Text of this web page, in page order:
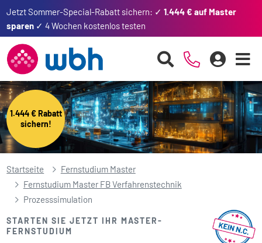
Jetzt Sommer-Special-Rabatt sichern: ✓1.444 € auf Master
sparen ✓ 4 Wochen kostenlos testen
1.444 € Rabatt
sichern!
Startseite
Fernstudium Master
Fernstudium Master FB Verfahrenstechnik
Prozesssimulation
STARTEN SIE JETZT IHR MASTER-
FERNSTUDIUM